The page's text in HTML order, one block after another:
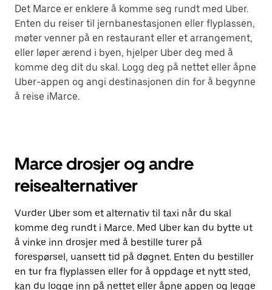
Det Marce er enklere å komme seg rundt med Uber.
Enten du reiser til jernbanestasjonen eller flyplassen,
møter venner på en restaurant eller et arrangement,
eller løper ærend i byen, hjelper Uber deg med å
komme deg dit du skal. Logg deg på nettet eller åpne
Uber-appen og angi destinasjonen din for å begynne
å reise iMarce.
Marce drosjer og andre
reisealternativer
Vurder Uber som et alternativ til taxi når du skal
komme deg rundt i Marce. Med Uber kan du bytte ut
å vinke inn drosjer med å bestille turer på
forespørsel, uansett tid på døgnet. Enten du bestiller
en tur fra flyplassen eller for å oppdage et nytt sted,
kan du logge inn på nettet eller åpne appen og legge